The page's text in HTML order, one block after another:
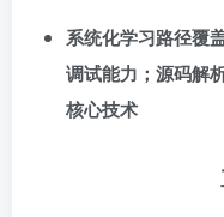
系统化学习路径覆
调试能力；源码解
核心技术